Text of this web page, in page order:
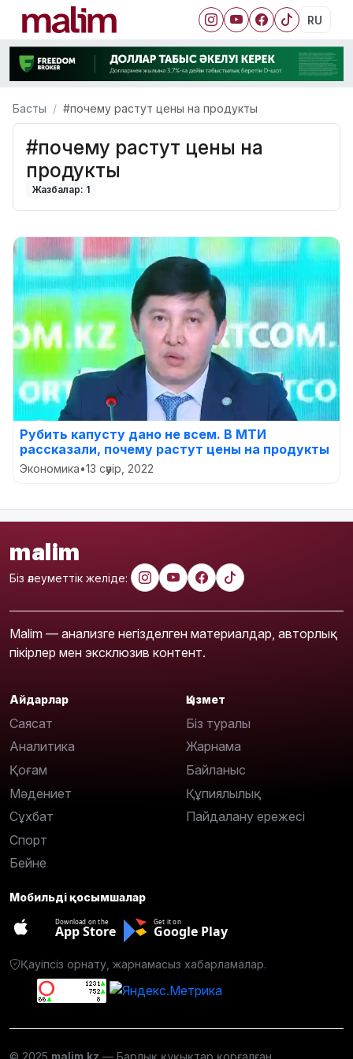
RU
Басты #почему растут цены на продукты
#почему растут цены на
продукты
Жазбалар: 1
Рубить капусту дано не всем. В МТИ
рассказали, почему растут цены на продукты
Экономика•13 сәуір, 2022
malim
Біз әлеуметтік желіде:
Malim — анализге негізделген материалдар, авторлық
пікірлер мен эксклюзив контент.
Айдарлар
Саясат
Аналитика
Қоғам
Мәдениет
Сұхбат
Спорт
Бейне
Қызмет
Біз туралы
Жарнама
Байланыс
Құпиялылық
Пайдалану ережесі
Мобильді қосымшалар
Download on the
App Store
Get it on
Google Play
Қауіпсіз орнату, жарнамасыз хабарламалар.
© 2025 malim.kz — Барлық құқықтар қорғалған.